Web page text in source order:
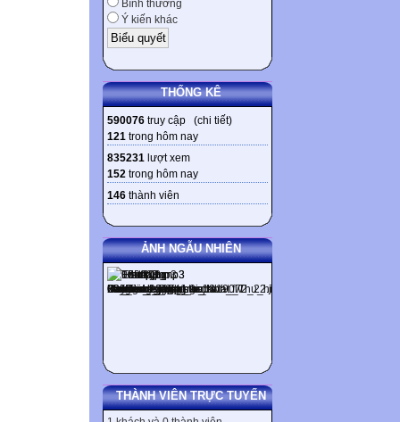
Bình thường
Ý kiến khác
THỐNG KÊ
590076 truy cập (chi tiết)
121 trong hôm nay
835231 lượt xem
152 trong hôm nay
146 thành viên
ẢNH NGẪU NHIÊN
THÀNH VIÊN TRỰC TUYẾN